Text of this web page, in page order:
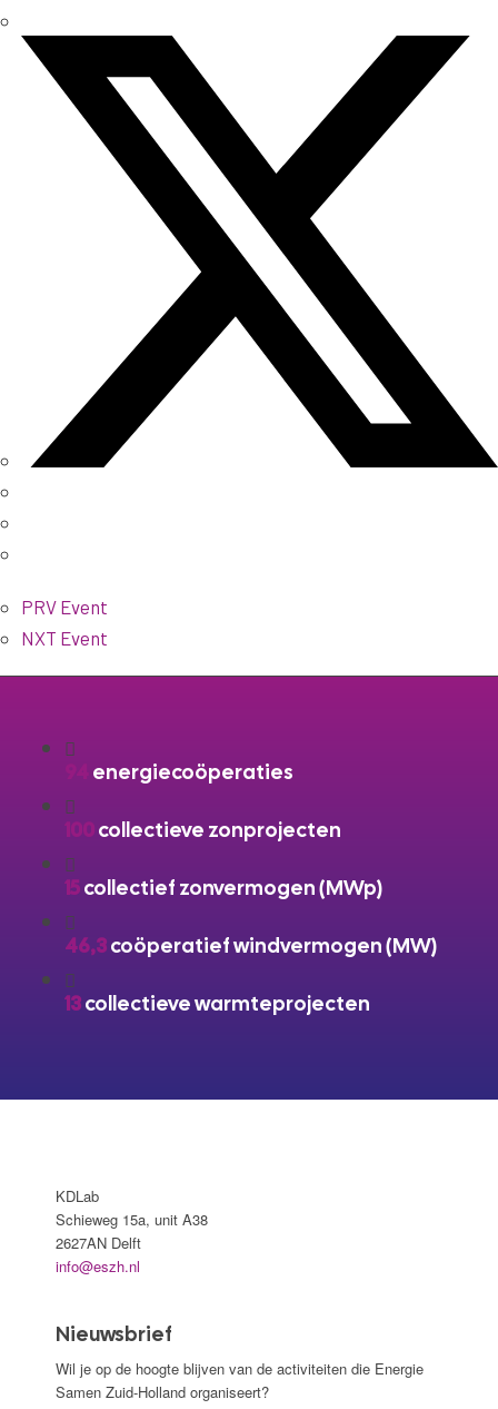
PRV Event
NXT Event
94 energiecoöperaties
100collectieve zonprojecten
15collectief zonvermogen (MWp)
46,3coöperatief windvermogen (MW)
13collectieve warmteprojecten
KDLab
Schieweg 15a, unit A38
2627AN Delft
info@eszh.nl
Nieuwsbrief
Wil je op de hoogte blijven van de activiteiten die Energie
Samen Zuid-Holland organiseert?